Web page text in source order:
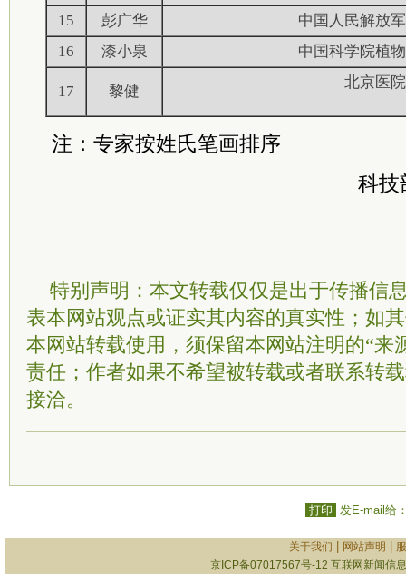
15
彭广华
中国人民解放
16
漆小泉 中国科学院植
17 黎健
北京医院
注：专家按姓氏笔画排序
科技
特别声明：本文转载仅仅是出于传播信
表本网站观点或证实其内容的真实性；如
本网站转载使用，须保留本网站注明的“来
责任；作者如果不希望被转载或者联系转
接洽。
打印 发E-mail给
关于我们 网站声明
京ICP备07017567号-12 互联网新闻信